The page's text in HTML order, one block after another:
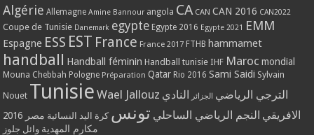
Algérie Allemagne Amine Bannour angola CA CAN CAN 2016 CAN2022
Coupe de Tunisie Danemark egypte Egypte 2016 Egypte 2021 EMM
Espagne ESS EST France France 2017 FTHB hammamet
handball Handball féminin Handball tunisie IHF Maroc mondial
Mouna Chebbah Pologne Préparation Qatar Rio 2016 Sami Saidi Sylvain
Nouet Tunisie Wael Jallouz الترجي الرياضي الجزائر النادي
الافريقي النجم الرياضي الساحلي تونس كرة اليد النسائية مصر 2016
مكارم المهدية وائل جلوز